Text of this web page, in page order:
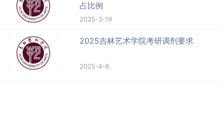
占比例
2025-3-19
2025吉林艺术学院考研调剂要求
2025-4-8